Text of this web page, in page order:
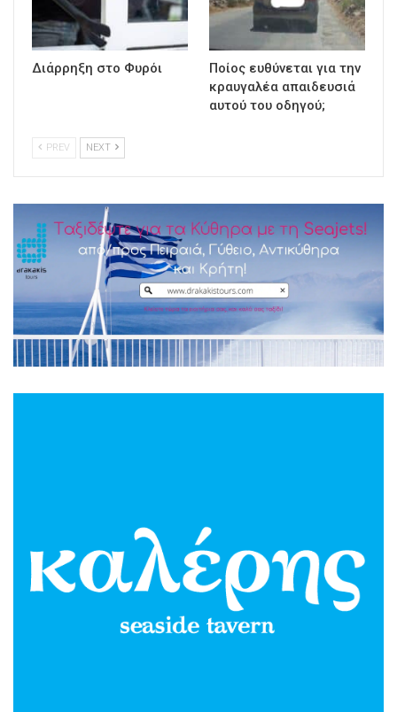
Διάρρηξη στο Φυρόι
Ποίος ευθύνεται για την
κραυγαλέα απαιδευσιά
αυτού του οδηγού;
PREV NEXT